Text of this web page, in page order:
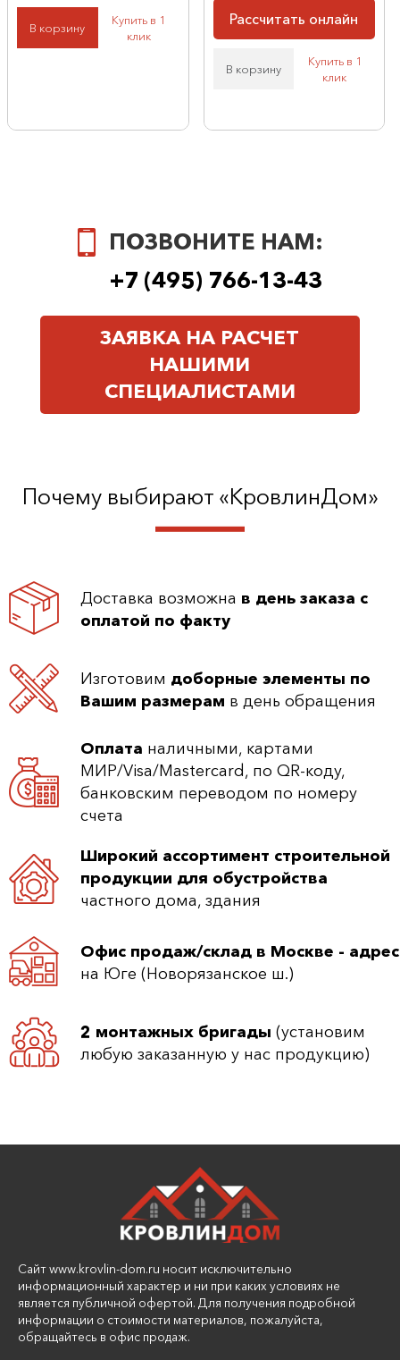
В корзину
Купить в 1
клик
Рассчитать онлайн
В корзину
Купить в 1
клик
ПОЗВОНИТЕ НАМ:
+7 (495) 766-13-43
ЗАЯВКА НА РАСЧЕТ
НАШИМИ
СПЕЦИАЛИСТАМИ
Почему выбирают «КровлинДом»
Доставка возможна в день заказа с
оплатой по факту
Изготовим доборные элементы по
Вашим размерам в день обращения
Оплата наличными, картами
МИР/Visa/Mastercard, по QR-коду,
банковским переводом по номеру
счета
Широкий ассортимент строительной
продукции для обустройства
частного дома, здания
Офис продаж/склад в Москве - адрес
на Юге (Новорязанское ш.)
2 монтажных бригады (установим
любую заказанную у нас продукцию)
Сайт www.krovlin-dom.ru носит исключительно
информационный характер и ни при каких условиях не
является публичной офертой. Для получения подробной
информации о стоимости материалов, пожалуйста,
обращайтесь в офис продаж.